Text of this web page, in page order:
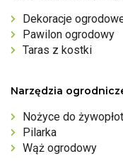
Dekoracje
Pawilon ogrodowy
Taras z kostki
Narzędzia
Nożyce do
Pilarka
Wąż ogrodowy